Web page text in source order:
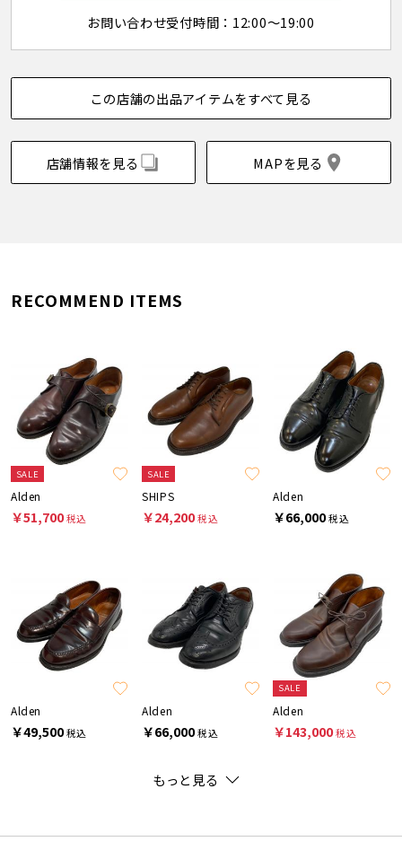
お問い合わせ受付時間：12:00～19:00
この店舗の出品アイテムをすべて見る
店舗情報を見る MAPを見る
RECOMMEND ITEMS
SALE
Alden
￥51,700税込
SALE
SHIPS
￥24,200税込
Alden
￥66,000税込
Alden
￥49,500税込
Alden
￥66,000税込
SALE
Alden
￥143,000税込
もっと見る